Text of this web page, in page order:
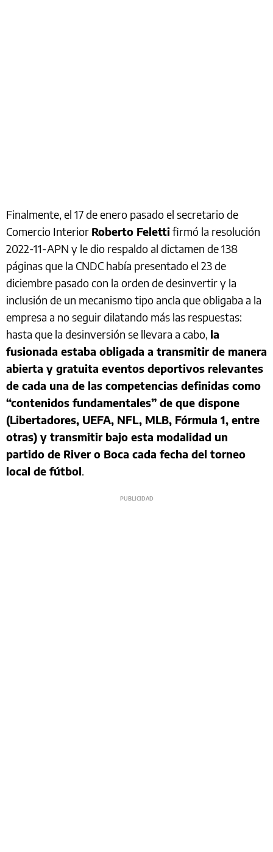
Finalmente, el 17 de enero pasado el secretario de
Comercio Interior Roberto Felettifirmó la resolución
2022-11-APN y le dio respaldo al dictamen de 138
páginas que la CNDC había presentado el 23 de
diciembre pasado con la orden de desinvertir y la
inclusión de un mecanismo tipo ancla que obligaba a la
empresa a no seguir dilatando más las respuestas:
hasta que la desinversión se llevara a cabo, la
fusionada estaba obligada a transmitir de manera
abierta y gratuita eventos deportivos relevantes
de cada una de las competencias definidas como
“contenidos fundamentales” de que dispone
(Libertadores, UEFA, NFL, MLB, Fórmula 1, entre
otras) y transmitir bajo esta modalidad un
partido de River o Boca cada fecha del torneo
local de fútbol.